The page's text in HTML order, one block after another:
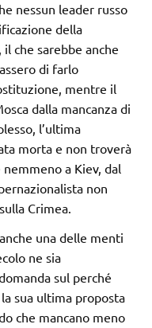
nessun leader russo
della
che sarebbe anche
di farlo
mentre il
dalla mancanza di
l’ultima
morta e non troverà
a Kiev, dal
non
Crimea.
una delle menti
ne sia
sul perché
sua ultima proposta
che mancano meno